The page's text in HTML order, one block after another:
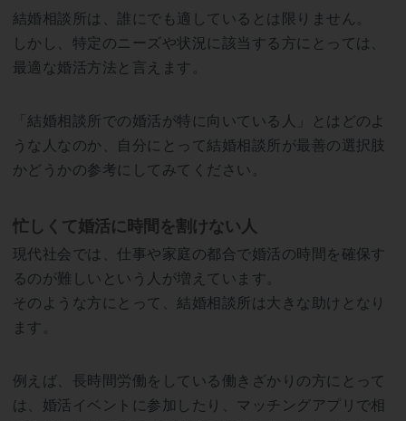
結婚相談所は、誰にでも適しているとは限りません。
しかし、特定のニーズや状況に該当する方にとっては、
最適な婚活方法と言えます。
「結婚相談所での婚活が特に向いている人」とはどのよ
うな人なのか、自分にとって結婚相談所が最善の選択肢
かどうかの参考にしてみてください。
忙しくて婚活に時間を割けない人
現代社会では、仕事や家庭の都合で婚活の時間を確保す
るのが難しいという人が増えています。
そのような方にとって、結婚相談所は大きな助けとなり
ます。
例えば、長時間労働をしている働きざかりの方にとって
は、婚活イベントに参加したり、マッチングアプリで相